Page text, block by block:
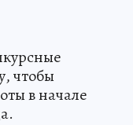
чтобы
в начале